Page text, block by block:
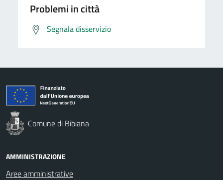
Problemi in città
Segnala disservizio
Comune di Bibiana
AMMINISTRAZIONE
Aree amministrative